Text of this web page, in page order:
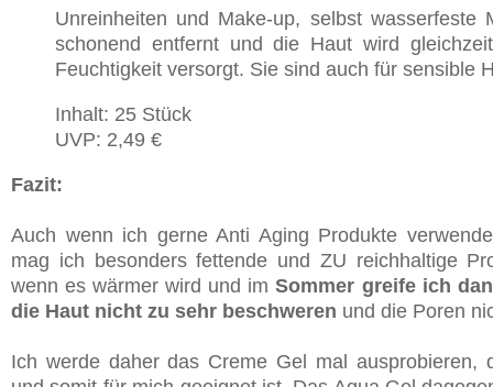
Unreinheiten und Make-up, selbst wasserfeste
schonend entfernt und die Haut wird
Feuchtigkeit versorgt. Sie sind auch für sensible
Inhalt: 25 Stück
UVP: 2,49 €
Fazit:
Auch wenn ich gerne Anti Aging Produkte
mag ich besonders fettende und ZU reichhaltige
wenn es wärmer wird und imSommer greife ich
die Haut nicht zu sehr beschweren und die Poren
Ich werde daher das Creme Gel mal ausprobieren,